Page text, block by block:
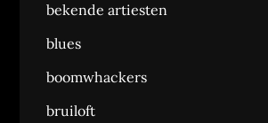
bekende artiesten
blues
boomwhackers
bruiloft